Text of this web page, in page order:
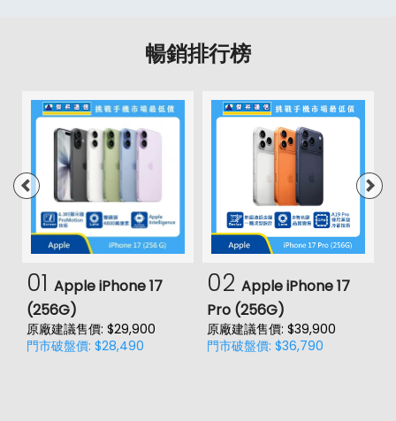
暢銷排行榜
01 Apple iPhone 17
(256G)
原廠建議售價: $29,900
門市破盤價: $28,490
02 Apple iPhone 17
Pro (256G)
原廠建議售價: $39,900
門市破盤價: $36,790